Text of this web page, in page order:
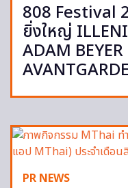
808 Festival
ยิ่งใหญ่
ADAM
AVANTGARDE
PR NEWS